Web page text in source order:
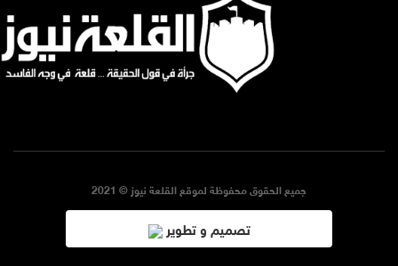
جميع الحقوق محفوظة لموقع القلعة نيوز © 2021
تصميم و تطوير